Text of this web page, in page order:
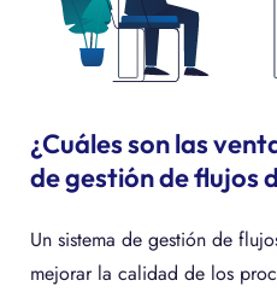
¿Cuáles son las
de gestión de flujos
Un sistema de gestión de
mejorar la calidad de los